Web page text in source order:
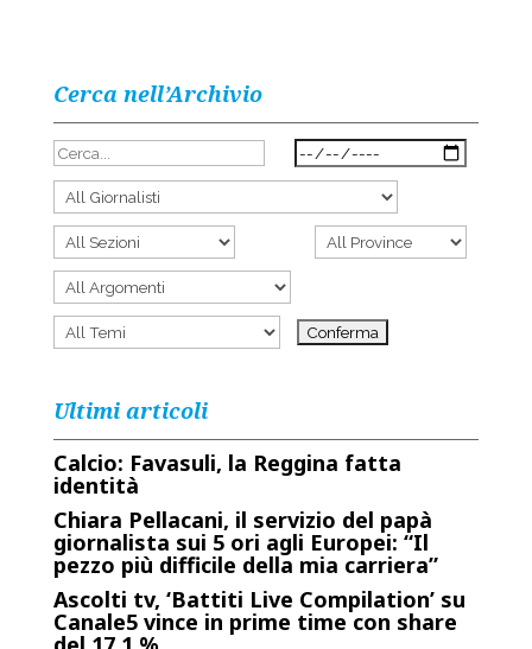
Cerca nell’Archivio
Ultimi articoli
Calcio: Favasuli, la Reggina fatta
identità
Chiara Pellacani, il servizio del papà
giornalista sui 5 ori agli Europei: “Il
pezzo più difficile della mia carriera”
Ascolti tv, ‘Battiti Live Compilation’ su
Canale5 vince in prime time con share